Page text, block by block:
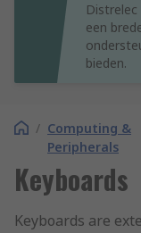
een
bieden.
/ Computing &
Peripherals
Keyboards
Keyboards are